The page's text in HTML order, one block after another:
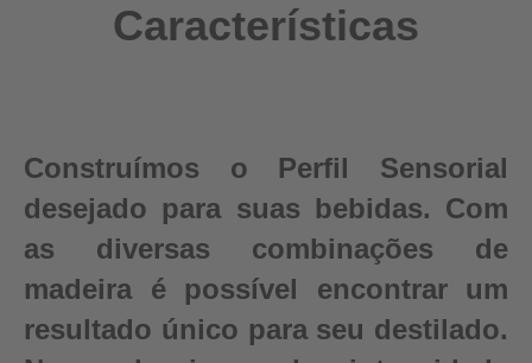
Características
Construímos o Perfil Sensorial
desejado para suas bebidas. Com
as diversas combinações de
madeira é possível encontrar um
resultado único para seu destilado.